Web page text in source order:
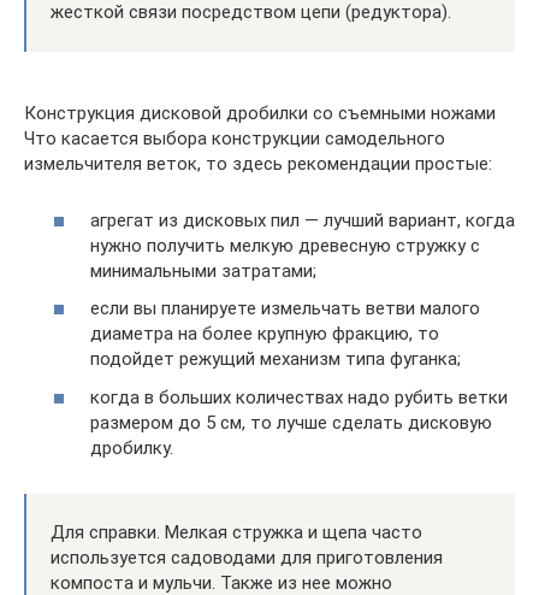
жесткой связи посредством цепи (редуктора).
Конструкция дисковой дробилки со съемными ножами
Что касается выбора конструкции самодельного
измельчителя веток, то здесь рекомендации простые:
агрегат из дисковых пил — лучший вариант, когда
нужно получить мелкую древесную стружку с
минимальными затратами;
если вы планируете измельчать ветви малого
диаметра на более крупную фракцию, то
подойдет режущий механизм типа фуганка;
когда в больших количествах надо рубить ветки
размером до 5 см, то лучше сделать дисковую
дробилку.
Для справки. Мелкая стружка и щепа часто
используется садоводами для приготовления
компоста и мульчи. Также из нее можно